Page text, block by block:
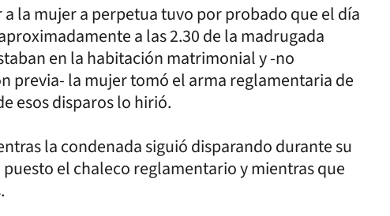
a la mujer a perpetua tuvo por probado que el día
a las 2.30 de la madrugada
en la habitación matrimonial y -no
previa- la mujer tomó el arma reglamentaria de
esos disparos lo hirió.
la condenada siguió disparando durante su
el chaleco reglamentario y mientras que